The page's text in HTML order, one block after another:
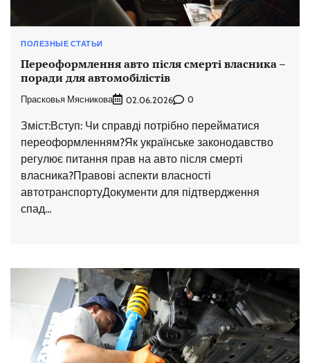
ПОЛЕЗНЫЕ СТАТЬИ
Переоформлення авто після смерті власника –
поради для автомобілістів
Прасковья Мясникова 02.06.2026 0
Зміст:Вступ: Чи справді потрібно перейматися
переоформленням?Як українське законодавство
регулює питання прав на авто після смерті
власника?Правові аспекти власності
автотранспортуДокументи для підтвердження
спад…